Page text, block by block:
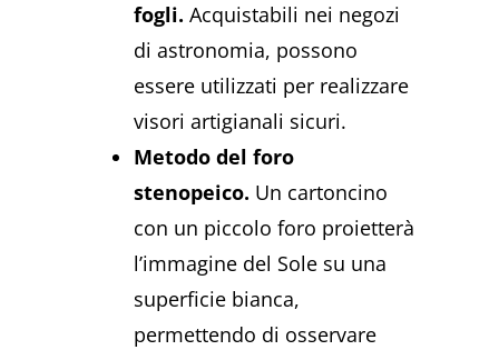
fogli. Acquistabili nei negozi
di astronomia, possono
essere utilizzati per realizzare
visori artigianali sicuri.
Metodo del foro
stenopeico. Un cartoncino
con un piccolo foro proietterà
l’immagine del Sole su una
superficie bianca,
permettendo di osservare